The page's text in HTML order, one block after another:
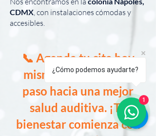
CDMX, con instalaciones cómodas y
accesibles.
📞 Agenda tu cita hoy
mismo y da el primer
paso hacia una mejor
salud auditiva. ¡Tu
bienestar comienza con
¿Cómo podemos ayudarte?
1